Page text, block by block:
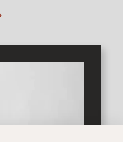
inne och ute.
förvaring, och
separat del med
tonårsdel,
Det bortersta